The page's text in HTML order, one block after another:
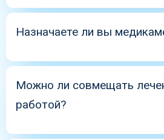
Да, лечение полностью
Назначаете ли вы
Да, строго по показаниям.
Можно ли совмещать
работой?